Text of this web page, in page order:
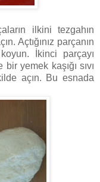
ilkini tezgahın
Açtığınız parçanın
İkinci parçayı
yemek kaşığı sıvı
açın. Bu esnada